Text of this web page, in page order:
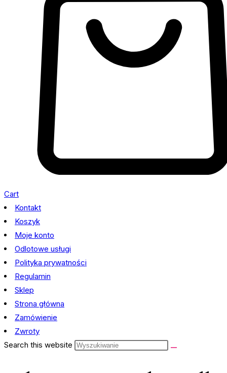
Cart
Kontakt
Koszyk
Moje konto
Odlotowe usługi
Polityka prywatności
Regulamin
Sklep
Strona główna
Zamówienie
Zwroty
Search this website